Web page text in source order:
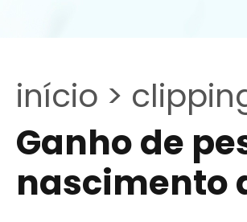
início >
Ganho de
nascimento